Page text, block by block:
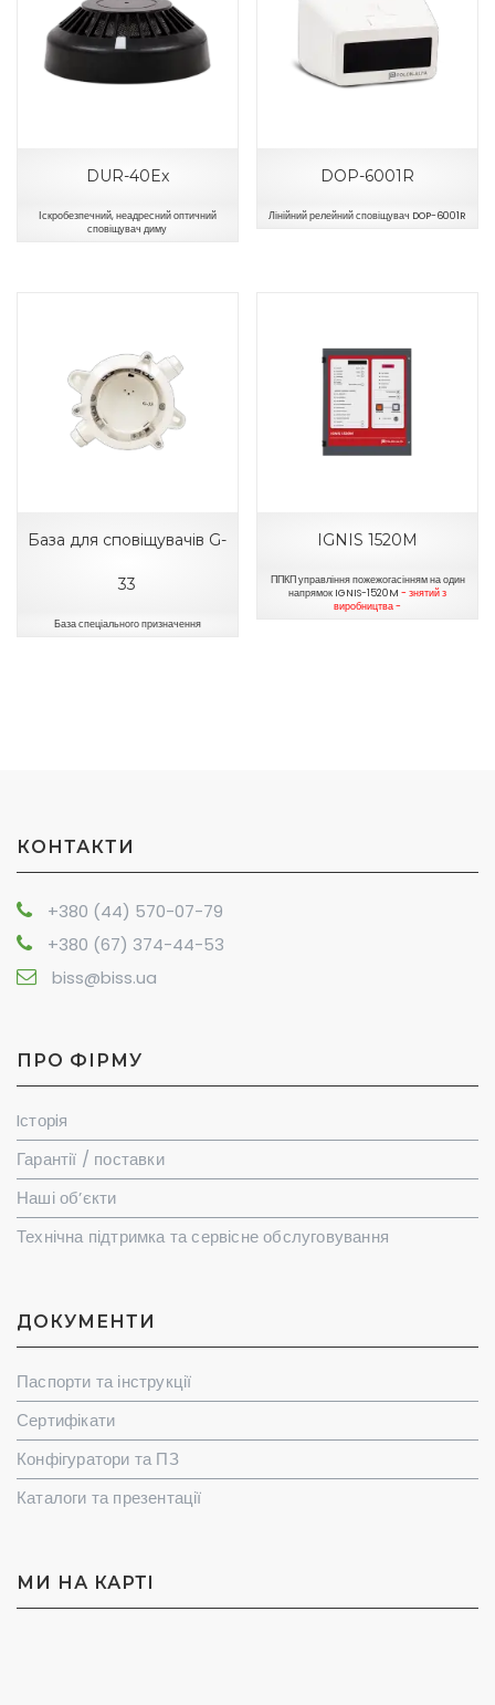
DUR-40Ex
Іскробезпечний, неадресний оптичний
сповіщувач диму
DOP-6001R
Лінійний релейний сповіщувач DOP-6001R
База для сповіщувачів G-
33
База спеціального призначення
IGNIS 1520M
ППКП управління пожежогасінням на один
напрямок IGNIS-1520M- знятий з
виробництва -
КОНТАКТИ
+380 (44) 570-07-79
+380 (67) 374-44-53
biss@biss.ua
ПРО ФІРМУ
Iсторiя
Гарантії / поставки
Наші об’єкти
Технічна підтримка та сервісне обслуговування
ДОКУМЕНТИ
Паспорти та інструкції
Сертифікати
Конфігуратори та ПЗ
Каталоги та презентації
МИ НА КАРТI